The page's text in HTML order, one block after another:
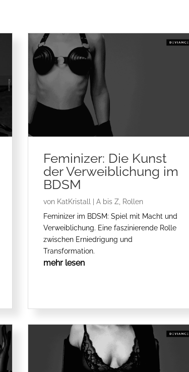
Feminizer: Die Kunst
der Verweiblichung im
BDSM
von KatKristall A bis Z, Rollen
Feminizer im BDSM: Spiel mit Macht und
Verweiblichung. Eine faszinierende Rolle
zwischen Erniedrigung und
Transformation.
mehr lesen